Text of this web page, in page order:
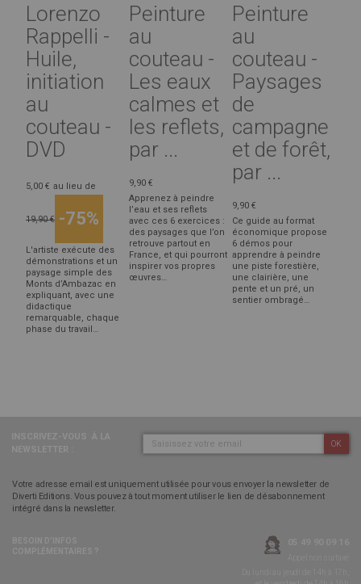
Lorenzo
Rappelli -
Huile,
initiation
au
couteau -
DVD
5,00 € au lieu de
19,90 € -75%
L'artiste exécute des
démonstrations et un
paysage simple des
Monts d’Ambazac en
expliquant, avec une
didactique
remarquable, chaque
phase du travail…
Peinture
au
couteau -
Les eaux
calmes et
les reflets,
par ...
9,90 €
Apprenez à peindre
l’eau et ses reflets
avec ces 6 exercices :
des paysages que l’on
retrouve partout en
France, et qui pourront
inspirer vos propres
œuvres…
Peinture
au
couteau -
Paysages
de
campagne
et de forêt,
par ...
9,90 €
Ce guide au format
économique propose
6 démos pour
apprendre à peindre
une piste forestière,
une clairière, une
pente et un pré, un
sentier ombragé…
OK
Votre adresse email est uniquement utilisée pour vous envoyer la newsletter de
Diverti Editions. Vous pouvez à tout moment utiliser le lien de désabonnement
intégré dans la newsletter.